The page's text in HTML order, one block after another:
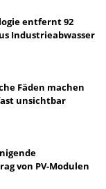
entfernt 92
Industrieabwasser
Fäden machen
unsichtbar
von PV-Modulen